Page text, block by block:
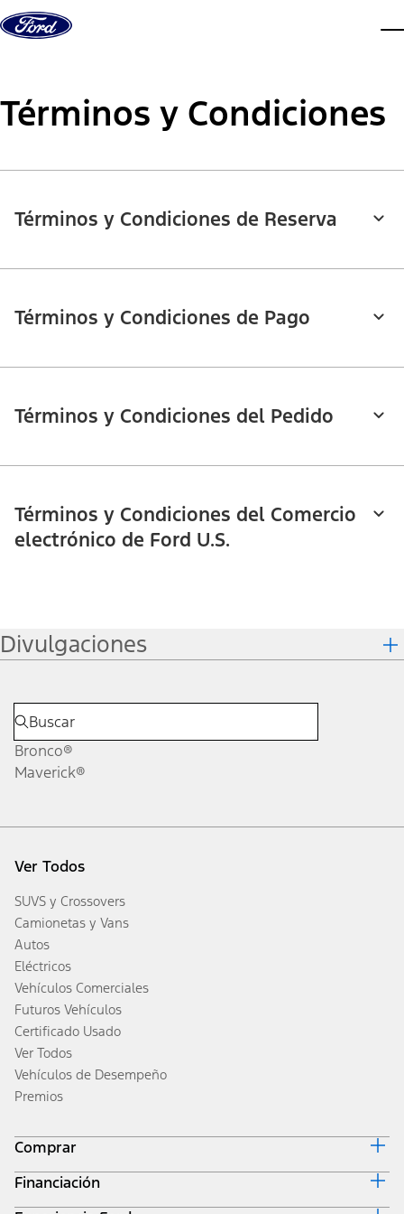
Saltar al contenido
Términos y Condiciones
Términos y Condiciones de Reserva
Términos y Condiciones de Pago
Términos y Condiciones del Pedido
Términos y Condiciones del Comercio
electrónico de Ford U.S.
Divulgaciones
Bronco®
Maverick®
Ver Todos
SUVS y Crossovers
Camionetas y Vans
Autos
Eléctricos
Vehículos Comerciales
Futuros Vehículos
Certificado Usado
Ver Todos
Vehículos de Desempeño
Premios
Comprar
Diseña y Cotiza
Inventario
Financiación